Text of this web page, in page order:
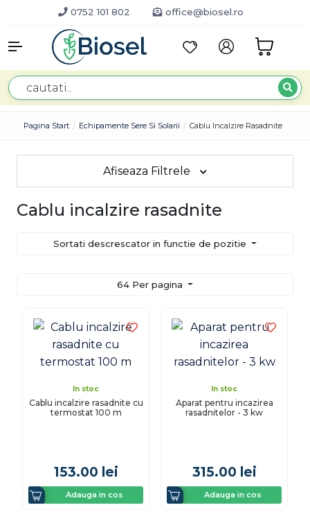
0752 101 802 office@biosel.ro
Pagina Start Echipamente Sere Si Solarii Cablu Incalzire Rasadnite
Afiseaza Filtrele
Cablu incalzire rasadnite
Sortati descrescator in functie de pozitie
64 Per pagina
In stoc
Cablu incalzire rasadnite cu
termostat 100 m
153.00 lei
Adauga in cos
In stoc
Aparat pentru incazirea
rasadnitelor - 3 kw
315.00 lei
Adauga in cos